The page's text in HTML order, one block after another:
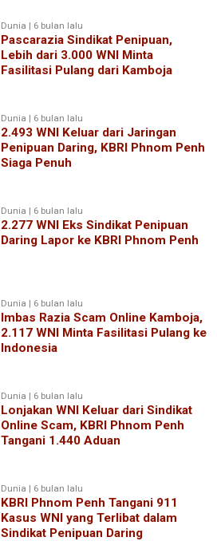
Dunia | 6 bulan lalu
Pascarazia Sindikat Penipuan,
Lebih dari 3.000 WNI Minta
Fasilitasi Pulang dari Kamboja
Dunia | 6 bulan lalu
2.493 WNI Keluar dari Jaringan
Penipuan Daring, KBRI Phnom Penh
Siaga Penuh
Dunia | 6 bulan lalu
2.277 WNI Eks Sindikat Penipuan
Daring Lapor ke KBRI Phnom Penh
Dunia | 6 bulan lalu
Imbas Razia Scam Online Kamboja,
2.117 WNI Minta Fasilitasi Pulang ke
Indonesia
Dunia | 6 bulan lalu
Lonjakan WNI Keluar dari Sindikat
Online Scam, KBRI Phnom Penh
Tangani 1.440 Aduan
Dunia | 6 bulan lalu
KBRI Phnom Penh Tangani 911
Kasus WNI yang Terlibat dalam
Sindikat Penipuan Daring